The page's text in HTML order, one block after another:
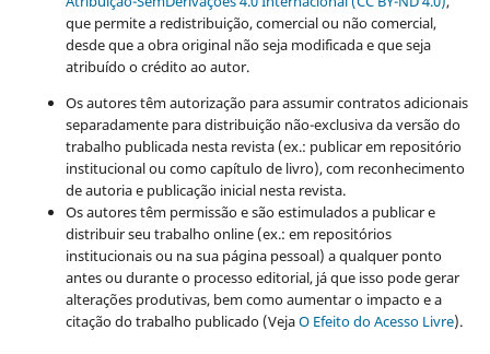
que permite a redistribuição, comercial ou não comercial,
desde que a obra original não seja modificada e que seja
atribuído o crédito ao autor.
Os autores têm autorização para assumir contratos adicionais
separadamente para distribuição não-exclusiva da versão do
trabalho publicada nesta revista (ex.: publicar em repositório
institucional ou como capítulo de livro), com reconhecimento
de autoria e publicação inicial nesta revista.
Os autores têm permissão e são estimulados a publicar e
distribuir seu trabalho online (ex.: em repositórios
institucionais ou na sua página pessoal) a qualquer ponto
antes ou durante o processo editorial, já que isso pode gerar
alterações produtivas, bem como aumentar o impacto e a
citação do trabalho publicado (VejaO Efeito do Acesso Livre).